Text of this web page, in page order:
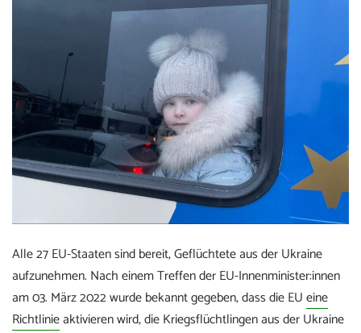
Alle 27 EU-Staaten sind bereit, Geflüchtete aus der Ukraine
aufzunehmen. Nach einem Treffen der EU-Innenminister:innen
am 03. März 2022 wurde bekannt gegeben, dass die EUeine
Richtlinieaktivieren wird, die Kriegsflüchtlingen aus der Ukraine